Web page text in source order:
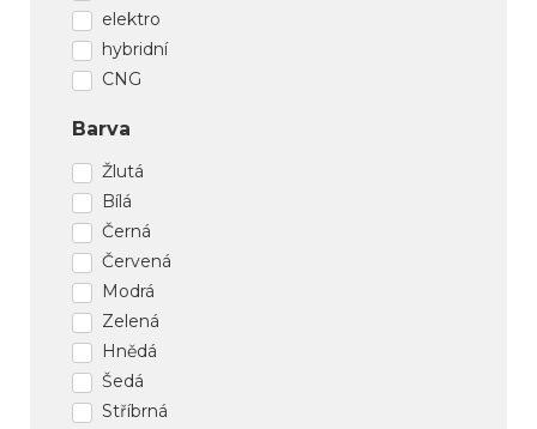
elektro
hybridní
CNG
Barva
Žlutá
Bílá
Černá
Červená
Modrá
Zelená
Hnědá
Šedá
Stříbrná